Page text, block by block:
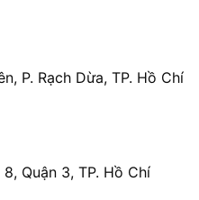
P. Rạch Dừa, TP. Hồ Chí
Quận 3, TP. Hồ Chí